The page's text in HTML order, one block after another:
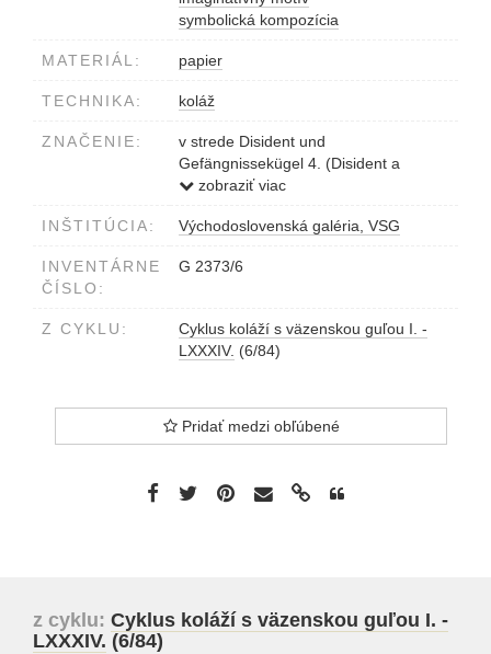
symbolická kompozícia
MATERIÁL: papier
TECHNIKA: koláž
ZNAČENIE:
v strede Disident und
Gefängnissekügel 4. (Disident a
väzeňská guľa 5.)
zobraziť viac
INŠTITÚCIA: Východoslovenská galéria, VSG
INVENTÁRNE
ČÍSLO:
G 2373/6
Z CYKLU:
Cyklus koláží s väzenskou guľou I. -
LXXXIV. (6/84)
Pridať medzi obľúbené
z cyklu: Cyklus koláží s väzenskou guľou I. -
LXXXIV. (6/84)